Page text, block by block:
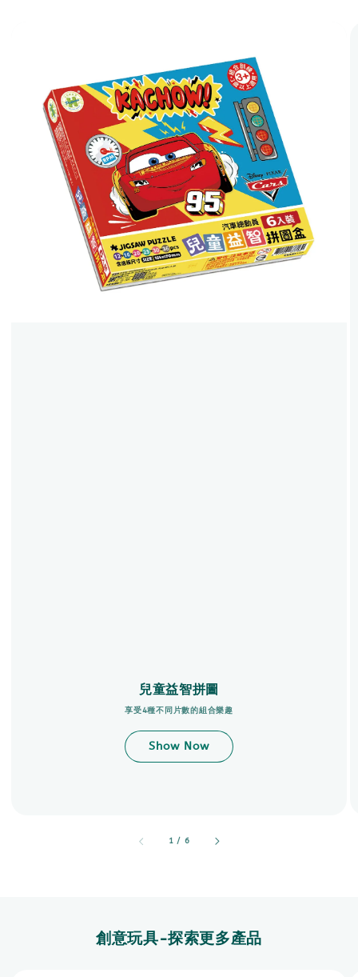
兒童益智拼圖
享受4種不同片數的組合樂趣
Show Now
1 / accessibility.of
6
創意玩具-探索更多產品